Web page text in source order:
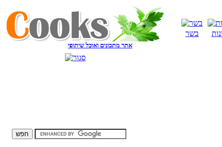
אתר מתכונים ואוכל שיתופי
בשר